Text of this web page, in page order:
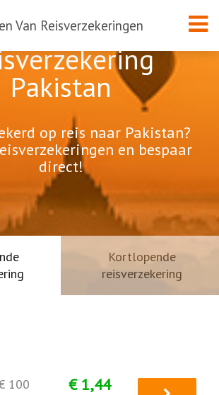
Van Reisverzekeringen
Pakistan
op reis naar Pakistan?
en bespaar
direct!
Kortlopende
reisverzekering
100 € 1,44